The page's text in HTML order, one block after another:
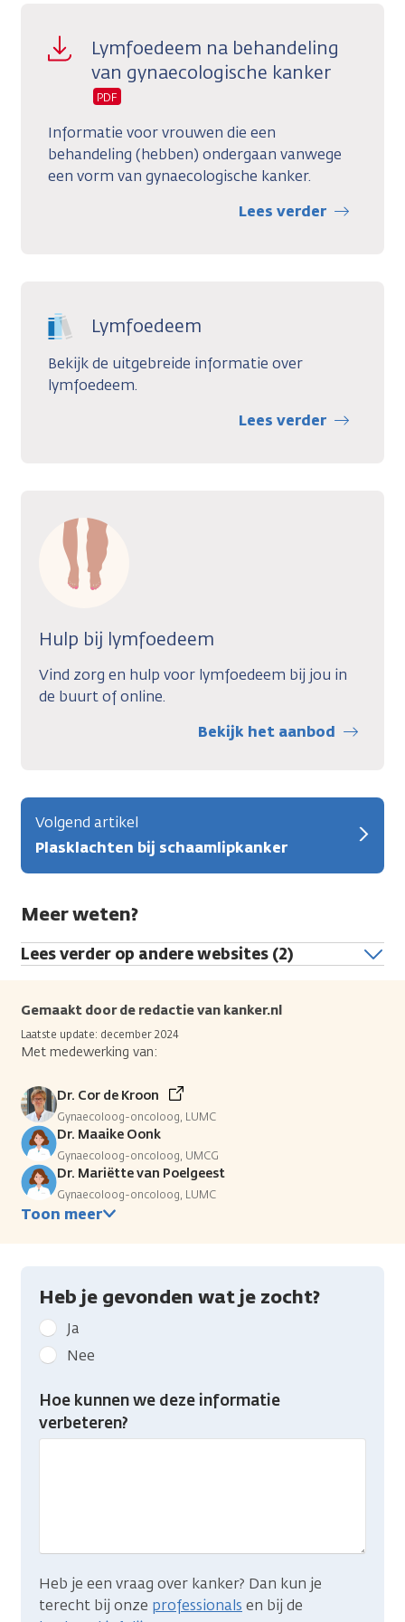
Lymfoedeem na behandeling
van gynaecologische kanker
PDF
Informatie voor vrouwen die een
behandeling (hebben) ondergaan vanwege
een vorm van gynaecologische kanker.
Lees verder
Lymfoedeem
Bekijk de uitgebreide informatie over
lymfoedeem.
Lees verder
Hulp bij lymfoedeem
Vind zorg en hulp voor lymfoedeem bij jou in
de buurt of online.
Bekijk het aanbod
Volgend artikel
Plasklachten bij schaamlipkanker
Meer weten?
Lees verder op andere websites (2)
Gemaakt door de redactie van kanker.nl
Laatste update: december 2024
Met medewerking van:
Dr. Cor de Kroon
Gynaecoloog-oncoloog, LUMC
Dr. Maaike Oonk
Gynaecoloog-oncoloog, UMCG
Dr. Mariëtte van Poelgeest
Gynaecoloog-oncoloog, LUMC
Toon meer
Heb je gevonden wat je zocht?
Geef
kanker.nl
feedback:
Heb
gevonden
Ja
Nee
Hoe kunnen we deze informatie
verbeteren?
Heb je een vraag over kanker? Dan kun je
terecht bij onze professionals en bij de